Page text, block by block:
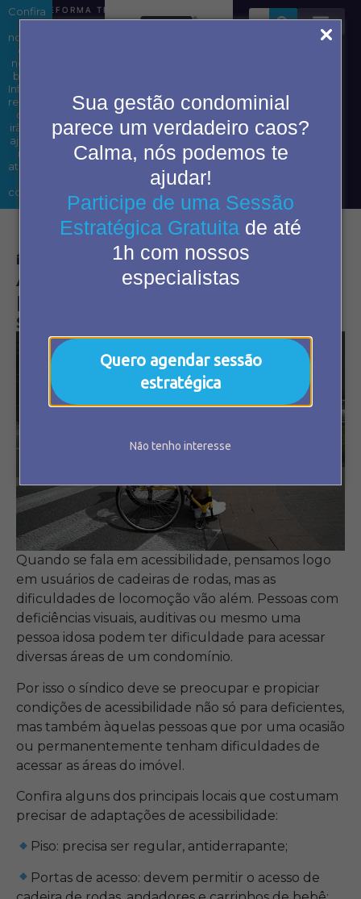
Sua gestão condominial
parece um verdadeiro caos?
Calma, nós podemos te
ajudar!
Participe de uma Sessão
Estratégica Gratuita de até
1h com nossos
especialistas
Quero agendar sessão
estratégica
Não tenho interesse
Confira
as
novidades
em
nosso
blog.
Informações
relevantes
que
irão te
ajudar
nas
atividades
cotidiano.
REFORMA TRIBUTÁRIA EM CONDOMÍNIOS: ENTENDA OS
condômino
2ª Via
de
boleto
agosto 24, 2022 11:36 am
Acessibilidade: conheça os
principais pontos onde o
síndico deve adaptar
Quando se fala em acessibilidade, pensamos logo
em usuários de cadeiras de rodas, mas as
dificuldades de locomoção vão além. Pessoas com
deficiências visuais, auditivas ou mesmo uma
pessoa idosa podem ter dificuldade para acessar
diversas áreas de um condomínio.
Por isso o síndico deve se preocupar e propiciar
condições de acessibilidade não só para deficientes,
mas também àquelas pessoas que por uma ocasião
ou permanentemente tenham dificuldades de
acessar as áreas do imóvel.
Confira alguns dos principais locais que costumam
precisar de adaptações de acessibilidade:
Piso: precisa ser regular, antiderrapante;
Portas de acesso: devem permitir o acesso de